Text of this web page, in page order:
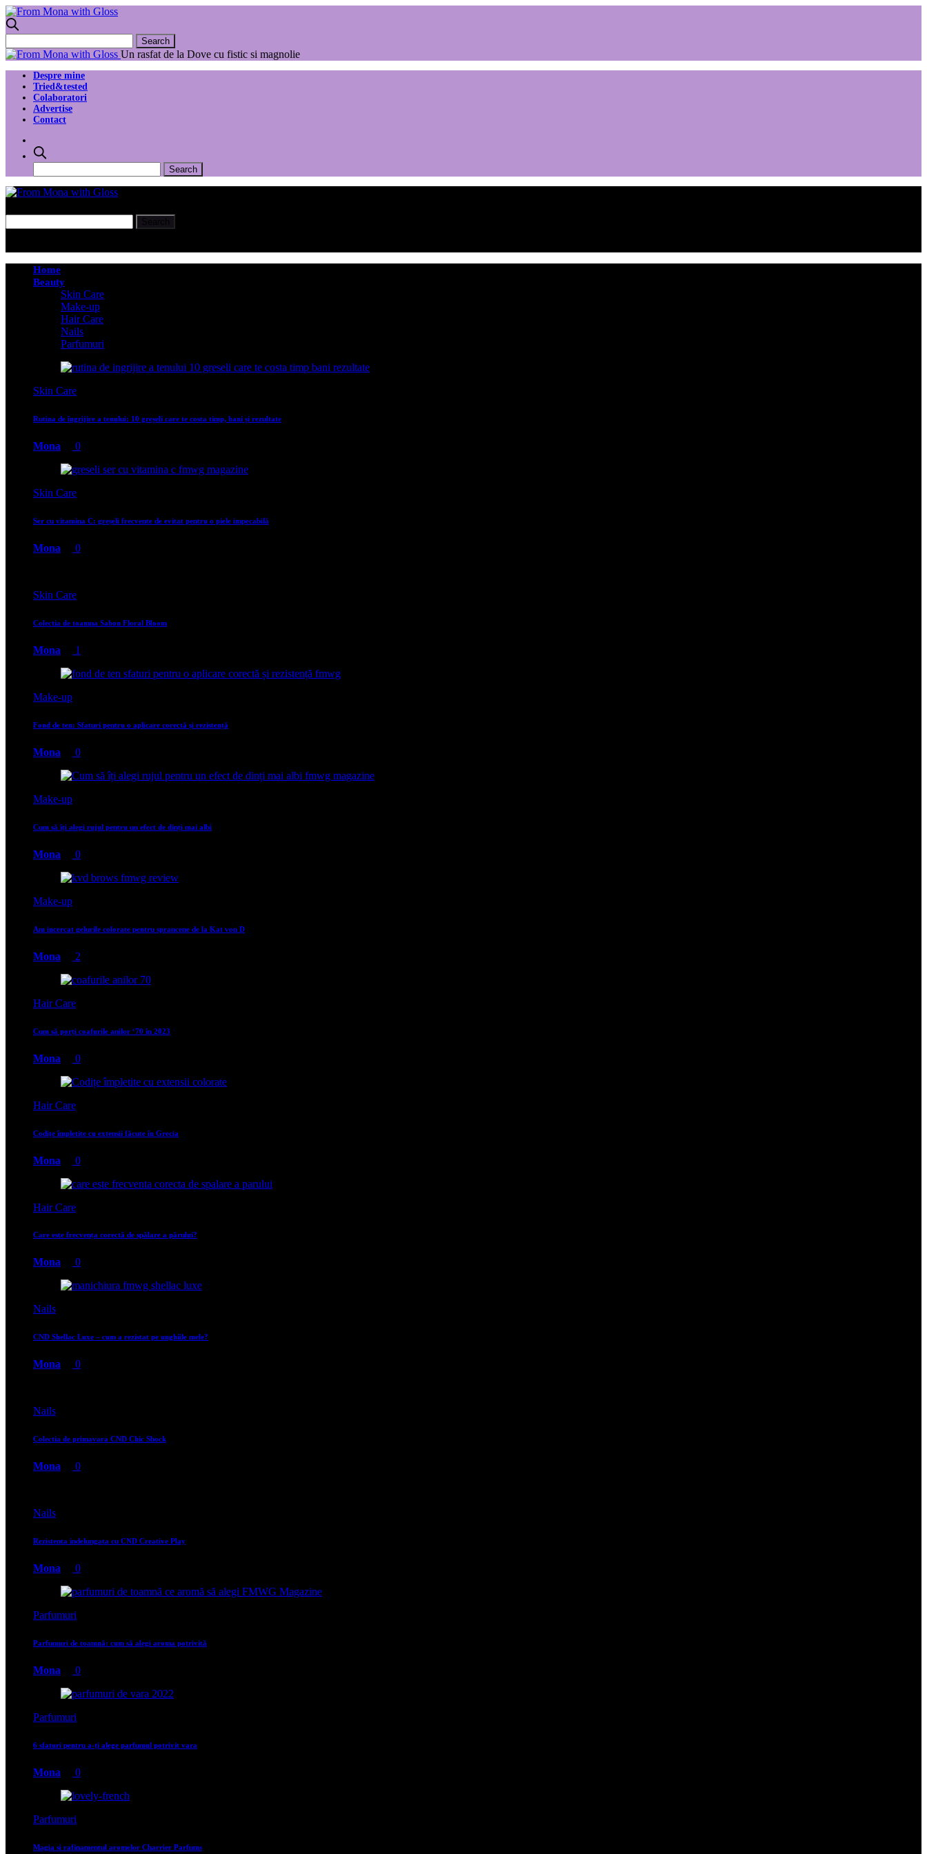
Un rasfat de la Dove cu fistic si magnolie
Despre mine
Tried&tested
Colaboratori
Advertise
Contact
Home
Beauty
Skin Care
Make-up
Hair Care
Nails
Parfumuri
Skin Care
Rutina de îngrijire a tenului: 10 greșeli care te costa timp, bani și rezultate
Mona 0
Skin Care
Ser cu vitamina C: greșeli frecvente de evitat pentru o piele impecabilă
Mona 0
Skin Care
Colectia de toamna Sabon Floral Bloom
Mona 1
Make-up
Fond de ten: Sfaturi pentru o aplicare corectă și rezistență
Mona 0
Make-up
Cum să îți alegi rujul pentru un efect de dinți mai albi
Mona 0
Make-up
Am incercat gelurile colorate pentru sprancene de la Kat von D
Mona 2
Hair Care
Cum să porți coafurile anilor ‘70 în 2023
Mona 0
Hair Care
Codițe împletite cu extensii făcute în Grecia
Mona 0
Hair Care
Care este frecvența corectă de spălare a părului?
Mona 0
Nails
CND Shellac Luxe – cum a rezistat pe unghiile mele?
Mona 0
Nails
Colectia de primavara CND Chic Shock
Mona 0
Nails
Rezistenta indelungata cu CND Creative Play
Mona 0
Parfumuri
Parfumuri de toamnă: cum să alegi aroma potrivită
Mona 0
Parfumuri
6 sfaturi pentru a-ți alege parfumul potrivit vara
Mona 0
Parfumuri
Magia si rafinamentul aromelor Charrier Parfums